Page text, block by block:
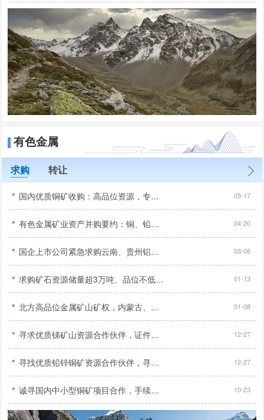
有色金属
求购 转让
· 国内优质铜矿收购：高品位资源，专业收购，全国范围合作... 05-17
· 有色金属矿业资产并购要约：铜、铅锌、镍等矿种专项采购... 04-20
· 国企上市公司紧急求购云南、贵州铝土矿及新疆、内蒙古煤炭与铝土矿资源... 03-08
· 求购矿石资源储量超3万吨、品位不低于1%的优质铜矿... 01-13
· 北方高品位金属矿山矿权，内蒙古、河北地区优先，需合法、无纠纷... 01-08
· 寻求优质锑矿山资源合作伙伴，证件齐全、无纠纷、纯度高，期待合作！... 12-27
· 寻找优质铅锌铜矿资源合作伙伴，寻求合法合规、储量大、品位高的矿产资源！... 12-27
· 诚寻国内中小型铜矿项目合作，手续齐全勘探报告完整优先... 10-23